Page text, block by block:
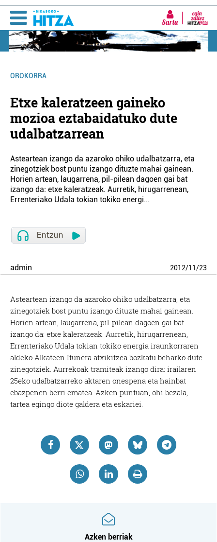
Sartu
OROKORRA
Etxe kaleratzeen gaineko
mozioa eztabaidatuko dute
udalbatzarrean
Asteartean izango da azaroko ohiko udalbatzarra, eta
zinegotziek bost puntu izango dituzte mahai gainean.
Horien artean, laugarrena, pil-pilean dagoen gai bat
izango da: etxe kaleratzeak. Aurretik, hirugarrenean,
Errenteriako Udala tokian tokiko energi...
admin 2012/11/23
Asteartean izango da azaroko ohiko udalbatzarra, eta
zinegotziek bost puntu izango dituzte mahai gainean.
Horien artean, laugarrena, pil-pilean dagoen gai bat
izango da: etxe kaleratzeak. Aurretik, hirugarrenean,
Errenteriako Udala tokian tokiko energia iraunkorraren
aldeko Alkateen Itunera atxikitzea bozkatu beharko dute
zinegotziek. Aurrekoak tramiteak izango dira: irailaren
25eko udalbatzarreko aktaren onespena eta hainbat
ebazpenen berri ematea. Azken puntuan, ohi bezala,
tartea egingo diote galdera eta eskariei.
Azken berriak